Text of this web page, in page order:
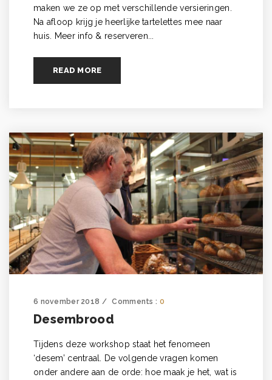
maken we ze op met verschillende versieringen.
Na afloop krijg je heerlijke tartelettes mee naar
huis. Meer info & reserveren...
READ MORE
6 november 2018 Comments : 0
Desembrood
Tijdens deze workshop staat het fenomeen
‘desem’ centraal. De volgende vragen komen
onder andere aan de orde: hoe maak je het, wat is